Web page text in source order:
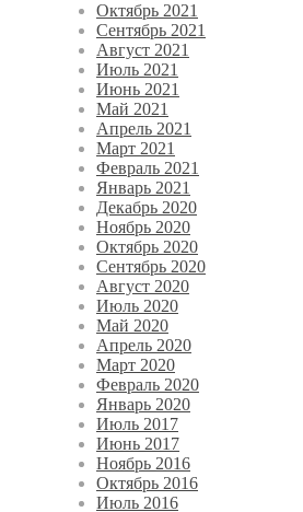
Октябрь 2021
Сентябрь 2021
Август 2021
Июль 2021
Июнь 2021
Май 2021
Апрель 2021
Март 2021
Февраль 2021
Январь 2021
Декабрь 2020
Ноябрь 2020
Октябрь 2020
Сентябрь 2020
Август 2020
Июль 2020
Май 2020
Апрель 2020
Март 2020
Февраль 2020
Январь 2020
Июль 2017
Июнь 2017
Ноябрь 2016
Октябрь 2016
Июль 2016